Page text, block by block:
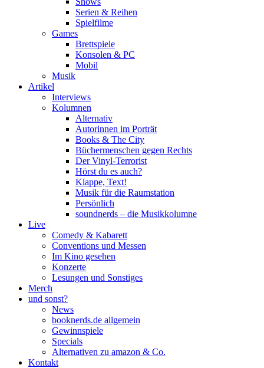
Serien & Reihen
Spielfilme
Games
Brettspiele
Konsolen & PC
Mobil
Musik
Artikel
Interviews
Kolumnen
Alternativ
Autorinnen im Porträt
Books & The City
Büchermenschen gegen Rechts
Der Vinyl-Terrorist
Hörst du es auch?
Klappe, Text!
Musik für die Raumstation
Persönlich
soundnerds – die Musikkolumne
Live
Comedy & Kabarett
Conventions und Messen
Im Kino gesehen
Konzerte
Lesungen und Sonstiges
Merch
und sonst?
News
booknerds.de allgemein
Gewinnspiele
Specials
Alternativen zu amazon & Co.
Kontakt